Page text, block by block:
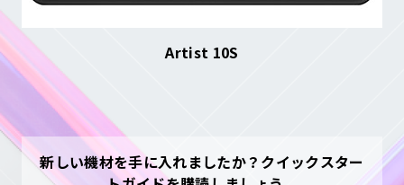
Artist 10S
新しい機材を手に入れましたか？クイックスター